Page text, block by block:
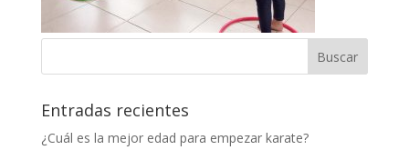
Entradas recientes
¿Cuál es la mejor edad para empezar karate?